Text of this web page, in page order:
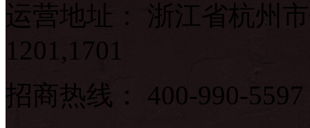
运营地址： 浙江省杭州
1201,1701
招商热线： 400-990-5597